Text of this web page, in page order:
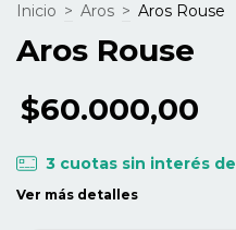
Inicio > Aros > Aros Rouse
Aros Rouse
$60.000,00
3 cuotas sin interés de
Ver más detalles